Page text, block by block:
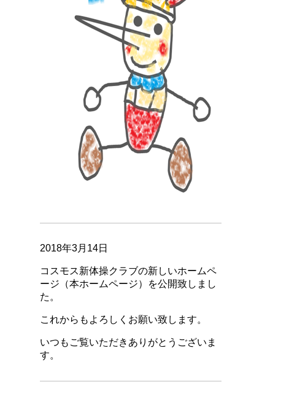
2018年3月14日
コスモス新体操クラブの新しいホームペ
ージ（本ホームページ）を公開致しまし
た。
これからもよろしくお願い致します。
いつもご覧いただきありがとうございま
す。